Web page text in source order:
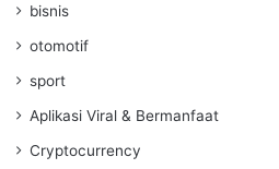
bisnis
otomotif
sport
Aplikasi Viral & Bermanfaat
Cryptocurrency